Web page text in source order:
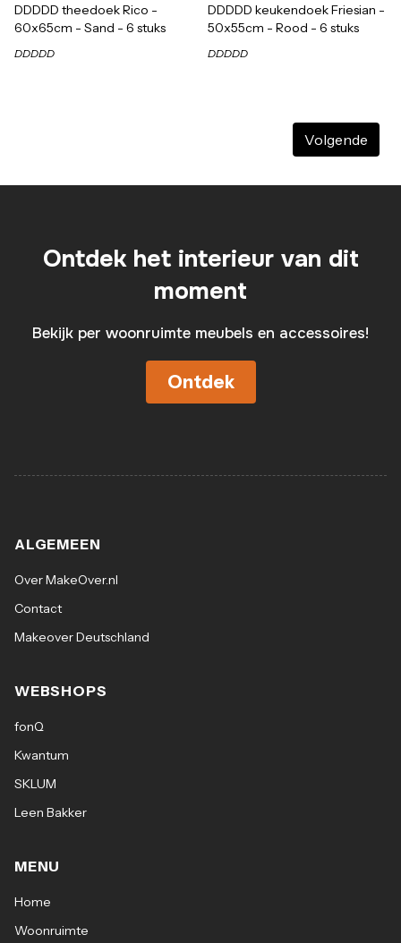
DDDDD theedoek Rico -
60x65cm - Sand - 6 stuks
DDDDD
DDDDD keukendoek Friesian -
50x55cm - Rood - 6 stuks
DDDDD
Volgende
Ontdek het interieur van dit
moment
Bekijk per woonruimte meubels en accessoires!
Ontdek
ALGEMEEN
Over MakeOver.nl
Contact
Makeover Deutschland
WEBSHOPS
fonQ
Kwantum
SKLUM
Leen Bakker
MENU
Home
Woonruimte